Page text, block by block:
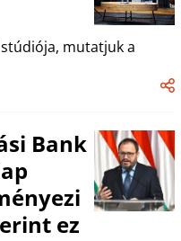
mutatjuk a
Bank
ez